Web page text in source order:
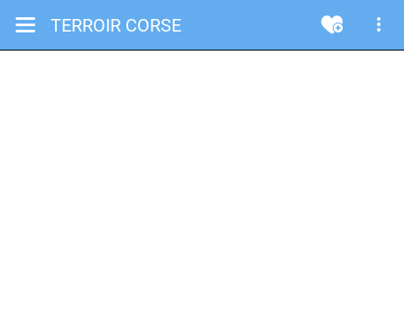
TERROIR CORSE